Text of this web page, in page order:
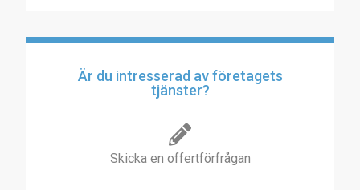
Är du intresserad av företagets
tjänster?
Skicka en offertförfrågan